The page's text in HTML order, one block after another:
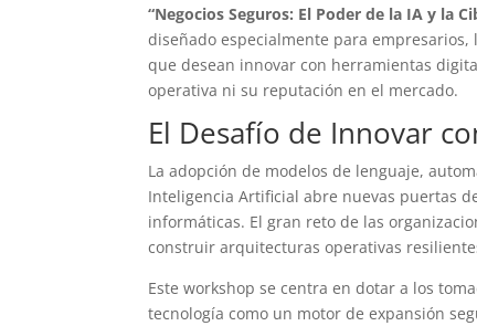
“Negocios Seguros: El Poder de la IA y la
diseñado especialmente para
que desean innovar con herramientas
operativa ni su reputación en el mercado.
El Desafío de Innovar
La adopción de modelos de lenguaje,
Inteligencia Artificial abre nuevas puertas
informáticas. El gran reto de las
construir arquitecturas operativas
Este workshop se centra en dotar a los
tecnología como un motor de expansión